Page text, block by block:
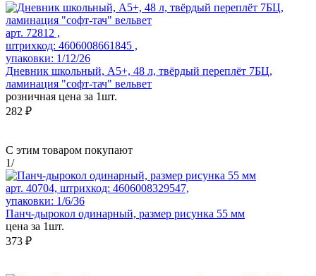
арт. 72812 ,
штрихкод: 4606008661845 ,
упаковки: 1/12/26
Дневник школьный, А5+, 48 л, твёрдый переплёт 7БЦ,
ламинация "софт-тач" вельвет
розничная цена за 1шт.
282 ₽
С этим товаром покупают
1/
арт. 40704, штрихкод: 4606008329547,
упаковки: 1/6/36
Панч-дырокол одинарный, размер рисунка 55 мм
цена за 1шт.
373 ₽